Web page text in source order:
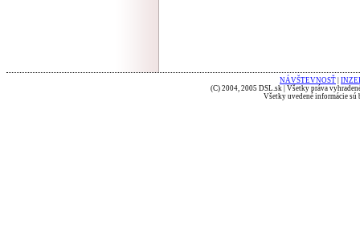
NÁVŠTEVNOSŤ
(C) 2004, 2005 DSL.sk | Všetky práva
Všetky uvedené informácie sú